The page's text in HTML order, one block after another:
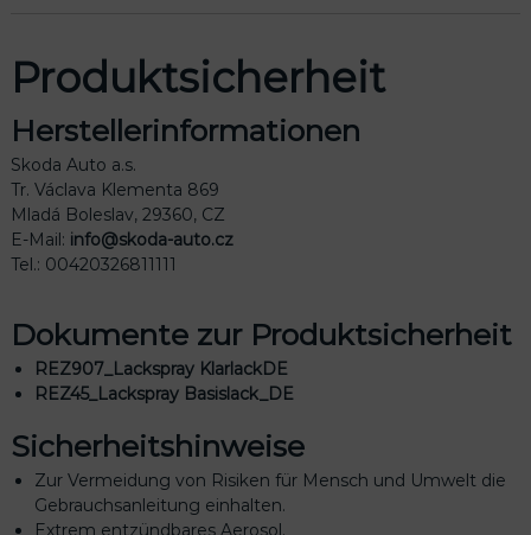
Produktsicherheit
Herstellerinformationen
Skoda Auto a.s.
Tr. Václava Klementa 869
Mladá Boleslav, 29360, CZ
E-Mail: info@skoda-auto.cz
Tel.: 00420326811111
Dokumente zur Produktsicherheit
REZ907_Lackspray KlarlackDE
REZ45_Lackspray Basislack_DE
Sicherheitshinweise
Zur Vermeidung von Risiken für Mensch und Umwelt die
Gebrauchsanleitung einhalten.
Extrem entzündbares Aerosol.